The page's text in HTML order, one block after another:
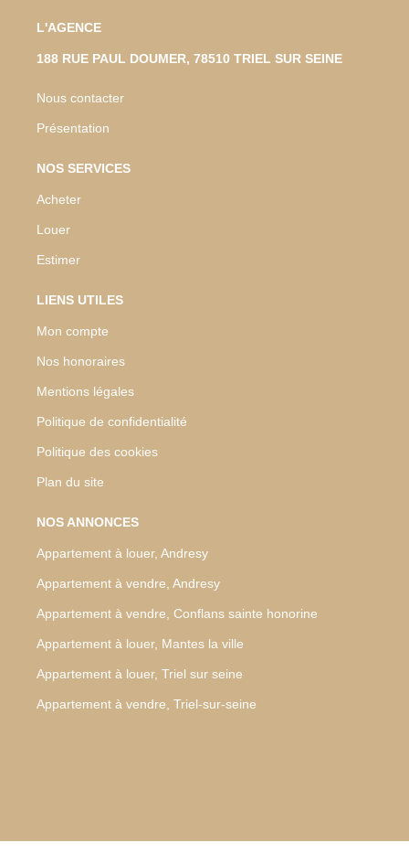
L'AGENCE
188 RUE PAUL DOUMER, 78510 TRIEL SUR SEINE
Nous contacter
Présentation
NOS SERVICES
Acheter
Louer
Estimer
LIENS UTILES
Mon compte
Nos honoraires
Mentions légales
Politique de confidentialité
Politique des cookies
Plan du site
NOS ANNONCES
Appartement à louer, Andresy
Appartement à vendre, Andresy
Appartement à vendre, Conflans sainte honorine
Appartement à louer, Mantes la ville
Appartement à louer, Triel sur seine
Appartement à vendre, Triel-sur-seine